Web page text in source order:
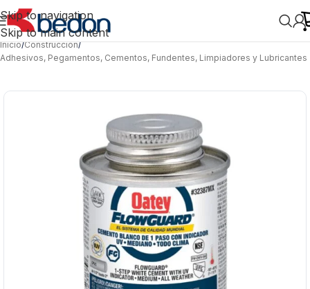
Skip to navigation
Skip to main content
Inicio/Construcción/
Adhesivos, Pegamentos, Cementos, Fundentes, Limpiadores y Lubricantes